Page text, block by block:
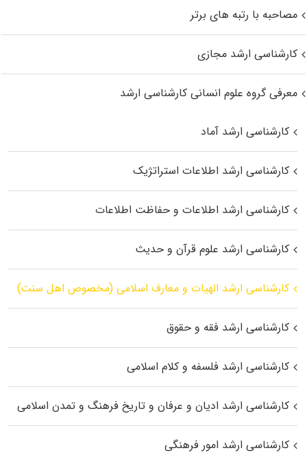
مصاحبه با رتبه های برتر
کارشناسی ارشد مجازی
معرفی گروه علوم انسانی کارشناسی ارشد
کارشناسی ارشد آماد
کارشناسی ارشد اطلاعات استراتژیک
کارشناسی ارشد اطلاعات و حفاظت اطلاعات
کارشناسی ارشد علوم قرآن و حدیث
کارشناسی ارشد الهیات و معارف اسلامی (مخصوص اهل سنت)
کارشناسی ارشد فقه و حقوق
کارشناسی ارشد فلسفه و کلام اسلامی
کارشناسی ارشد ادیان و عرفان و تاریخ فرهنگ و تمدن اسلامی
کارشناسی ارشد امور فرهنگی